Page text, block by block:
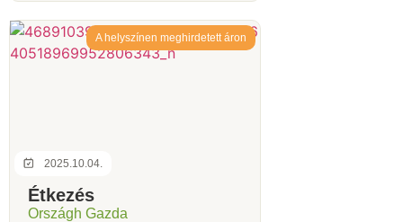
2025.10.04.
A helyszínen meghirdetett áron
Étkezés
Országh Gazda